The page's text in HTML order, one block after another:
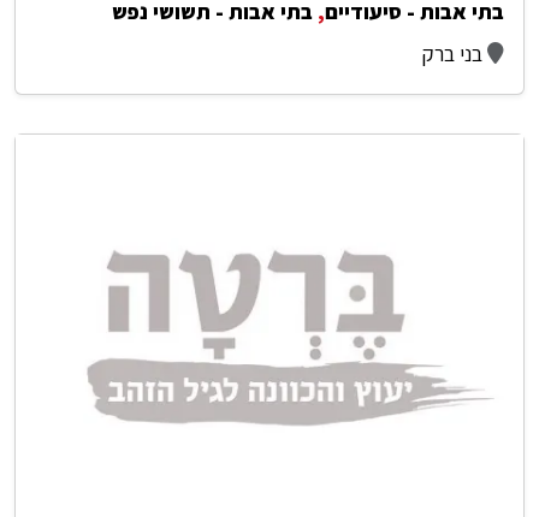
בתי אבות - סיעודיים, בתי אבות - תשושי נפש
בני ברק